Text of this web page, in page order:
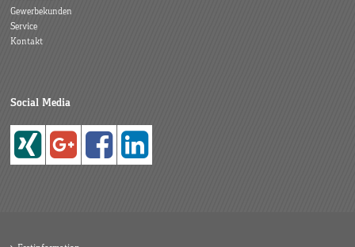
Gewerbekunden
Service
Kontakt
Social Media